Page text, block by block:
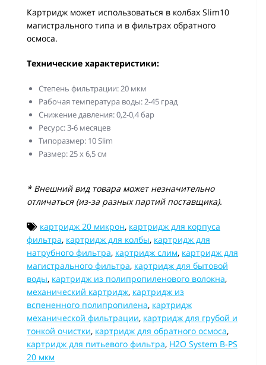
Картридж может использоваться в колбах Slim10
магистрального типа и в фильтрах обратного
осмоса.
Технические характеристики:
Степень фильтрации: 20 мкм
Рабочая температура воды: 2-45 град
Снижение давления: 0,2-0,4 бар
Реcурс: 3-6 месяцев
Типоразмер: 10 Slim
Размер: 25 х 6,5 см
* Внешний вид товара может незначительно
отличаться (из-за разных партий поставщика).
картридж 20 микрон, картридж для корпуса
фильтра, картридж для колбы, картридж для
натрубного фильтра, картридж слим, картридж для
магистрального фильтра, картридж для бытовой
воды, картридж из полипропиленового волокна,
механический картридж, картридж из
вспененного полипропилена, картридж
механической фильтрации, картридж для грубой и
тонкой очистки, картридж для обратного осмоса,
картридж для питьевого фильтра, H2O System B-PS
20 мкм